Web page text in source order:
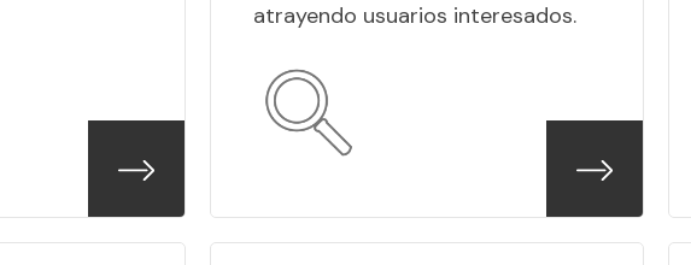
atrayendo usuarios interesados.